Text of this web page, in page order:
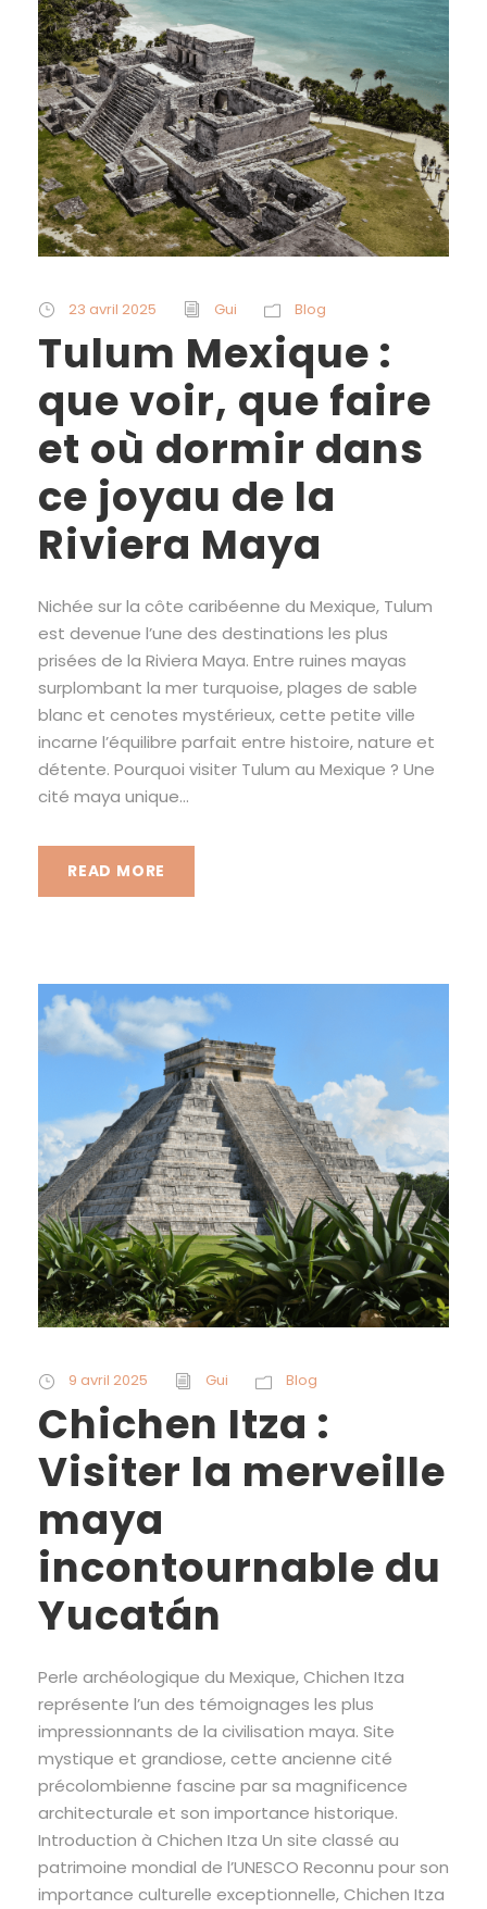
23 avril 2025 Gui Blog
Tulum Mexique :
que voir, que faire
et où dormir dans
ce joyau de la
Riviera Maya
Nichée sur la côte caribéenne du Mexique, Tulum
est devenue l’une des destinations les plus
prisées de la Riviera Maya. Entre ruines mayas
surplombant la mer turquoise, plages de sable
blanc et cenotes mystérieux, cette petite ville
incarne l’équilibre parfait entre histoire, nature et
détente. Pourquoi visiter Tulum au Mexique ? Une
cité maya unique...
READ MORE
9 avril 2025 Gui Blog
Chichen Itza :
Visiter la merveille
maya
incontournable du
Yucatán
Perle archéologique du Mexique, Chichen Itza
représente l’un des témoignages les plus
impressionnants de la civilisation maya. Site
mystique et grandiose, cette ancienne cité
précolombienne fascine par sa magnificence
architecturale et son importance historique.
Introduction à Chichen Itza Un site classé au
patrimoine mondial de l’UNESCO Reconnu pour son
importance culturelle exceptionnelle, Chichen Itza